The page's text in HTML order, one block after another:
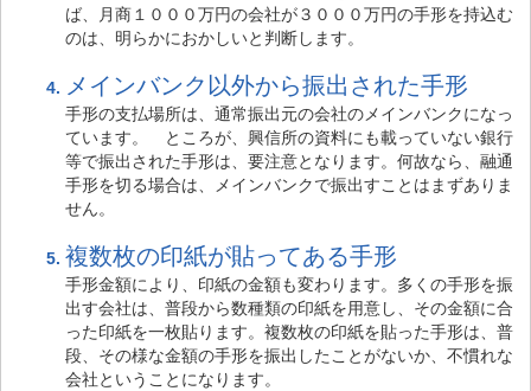
ば、月商１０００万円の会社が３０００万円の手形を持込む
のは、明らかにおかしいと判断します。
メインバンク以外から振出された手形
手形の支払場所は、通常振出元の会社のメインバンクになっ
ています。 ところが、興信所の資料にも載っていない銀行
等で振出された手形は、要注意となります。何故なら、融通
手形を切る場合は、メインバンクで振出すことはまずありま
せん。
複数枚の印紙が貼ってある手形
手形金額により、印紙の金額も変わります。多くの手形を振
出す会社は、普段から数種類の印紙を用意し、その金額に合
った印紙を一枚貼ります。複数枚の印紙を貼った手形は、普
段、その様な金額の手形を振出したことがないか、不慣れな
会社ということになります。